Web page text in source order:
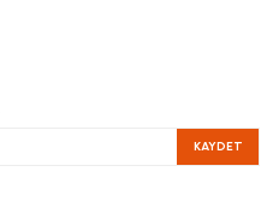
KAYDET